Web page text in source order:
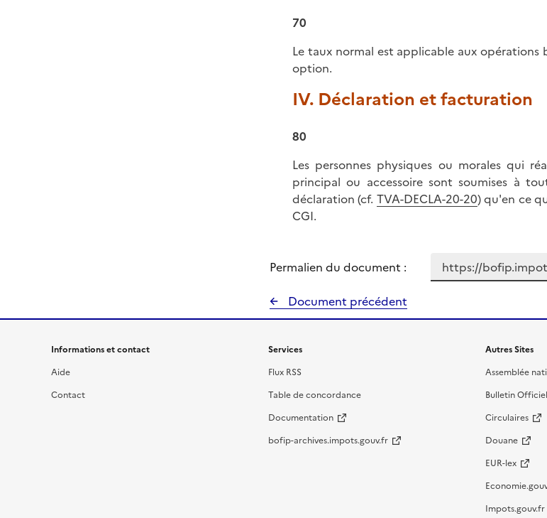
70
Le taux normal est applicable aux
option.
IV. Déclaration et facturation
80
Les personnes physiques ou morales qui
principal ou accessoire sont soumises à
déclaration (cf. TVA-DECLA-20-20) qu'en ce
CGI.
Permalien du document :
Document précédent
Informations et contact
Aide
Contact
Services
Flux RSS
Table de concordance
Documentation
bofip-archives.impots.gouv.fr
Autres Sites
Assemblée
Bulletin
Circulaires
Douane
EUR-lex
Impots.gouv.fr